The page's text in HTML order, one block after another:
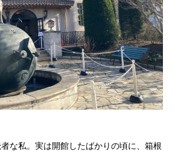
者な私。実は開館したばかりの頃に、箱根